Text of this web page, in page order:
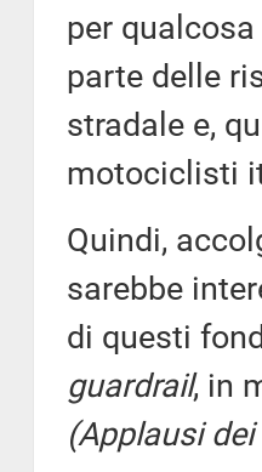
per
parte delle
stradale e,
motociclisti
Quindi,
sarebbe
di questi
guardrail, in
(Applausi